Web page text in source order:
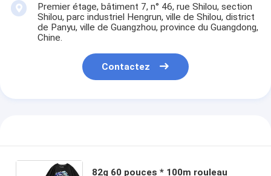
Premier étage, bâtiment 7, n° 46, rue Shilou, section
Shilou, parc industriel Hengrun, ville de Shilou, district
de Panyu, ville de Guangzhou, province du Guangdong,
Chine.
Contactez
82g 60 pouces * 100m rouleau